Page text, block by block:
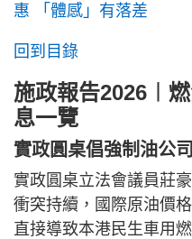
惠 「體感」有落差
回到目錄
施政報告2026︱
息一覽
實政圓桌倡強制油公
實政圓桌立法會議員莊
衝突持續，國際原油價
直接導致本港民生車用